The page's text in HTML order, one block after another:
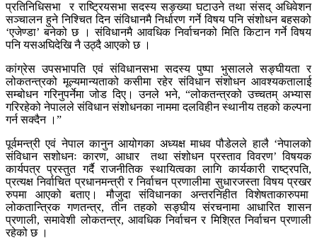
प्रतिनिधिसभा र राष्ट्रियसभा सदस्य सङ्ख्या घटाउने तथा संसद् अधिवेशन
सञ्चालन हुने निश्चित दिन संविधानमै निर्धारण गर्ने विषय पनि संशोधन बहसको
‘एजेण्डा’ बनेको छ । संविधानमै आवधिक निर्वाचनको मिति किटान गर्ने विषय
पनि यसअघिदेखि नै उठ्दै आएको छ ।
कांग्रेस उपसभापति एवं संविधानसभा सदस्य पुष्पा भुसालले सङ्घीयता र
लोकतन्त्रको मूल्यमान्यताको कसीमा रहेर संविधान संशोधन आवश्यकतालाई
सम्बोधन गरिनुपर्नेमा जोड दिए। उनले भने, “लोकतन्त्रको उच्चतम् अभ्यास
गरिरहेको नेपालले संविधान संशोधनका नाममा दलविहीन स्थानीय तहको कल्पना
गर्न सक्दैन ।”
पूर्वमन्त्री एवं नेपाल कानुन आयोगका अध्यक्ष माधव पौडेलले हालै ‘नेपालको
संविधान सशोधनः कारण, आधार तथा संशोधन प्रस्ताव विवरण’ विषयक
कार्यपत्र प्रस्तुत गर्दै राजनीतिक स्थायित्वका लागि कार्यकारी राष्ट्रपति,
प्रत्यक्ष निर्वाचित प्रधानमन्त्री र निर्वाचन प्रणालीमा सुधारजस्ता विषय प्रखर
रुपमा आएको बताए। मौजुदा संविधानका अन्तरनिहीत विशेषताकारुपमा
लोकतान्त्रिक गणतन्त्र, तीन तहको सङ्घीय संरचनामा आधारित शासन
प्रणाली, समावेशी लोकतन्त्र, आवधिक निर्वाचन र मिश्रित निर्वाचन प्रणाली
रहेको छ ।